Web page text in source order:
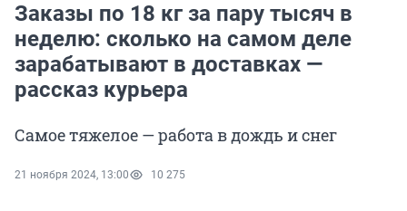
Заказы по 18 кг за пару тысяч в
неделю: сколько на самом деле
зарабатывают в доставках —
рассказ курьера
Самое тяжелое — работа в дождь и снег
21 ноября 2024, 13:00 10 275